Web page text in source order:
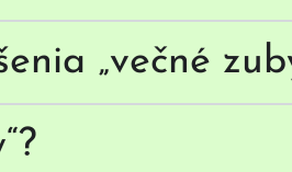
„večné